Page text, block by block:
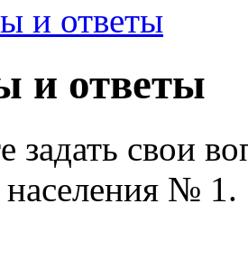
и ответы
и ответы
задать свои
населения № 1.